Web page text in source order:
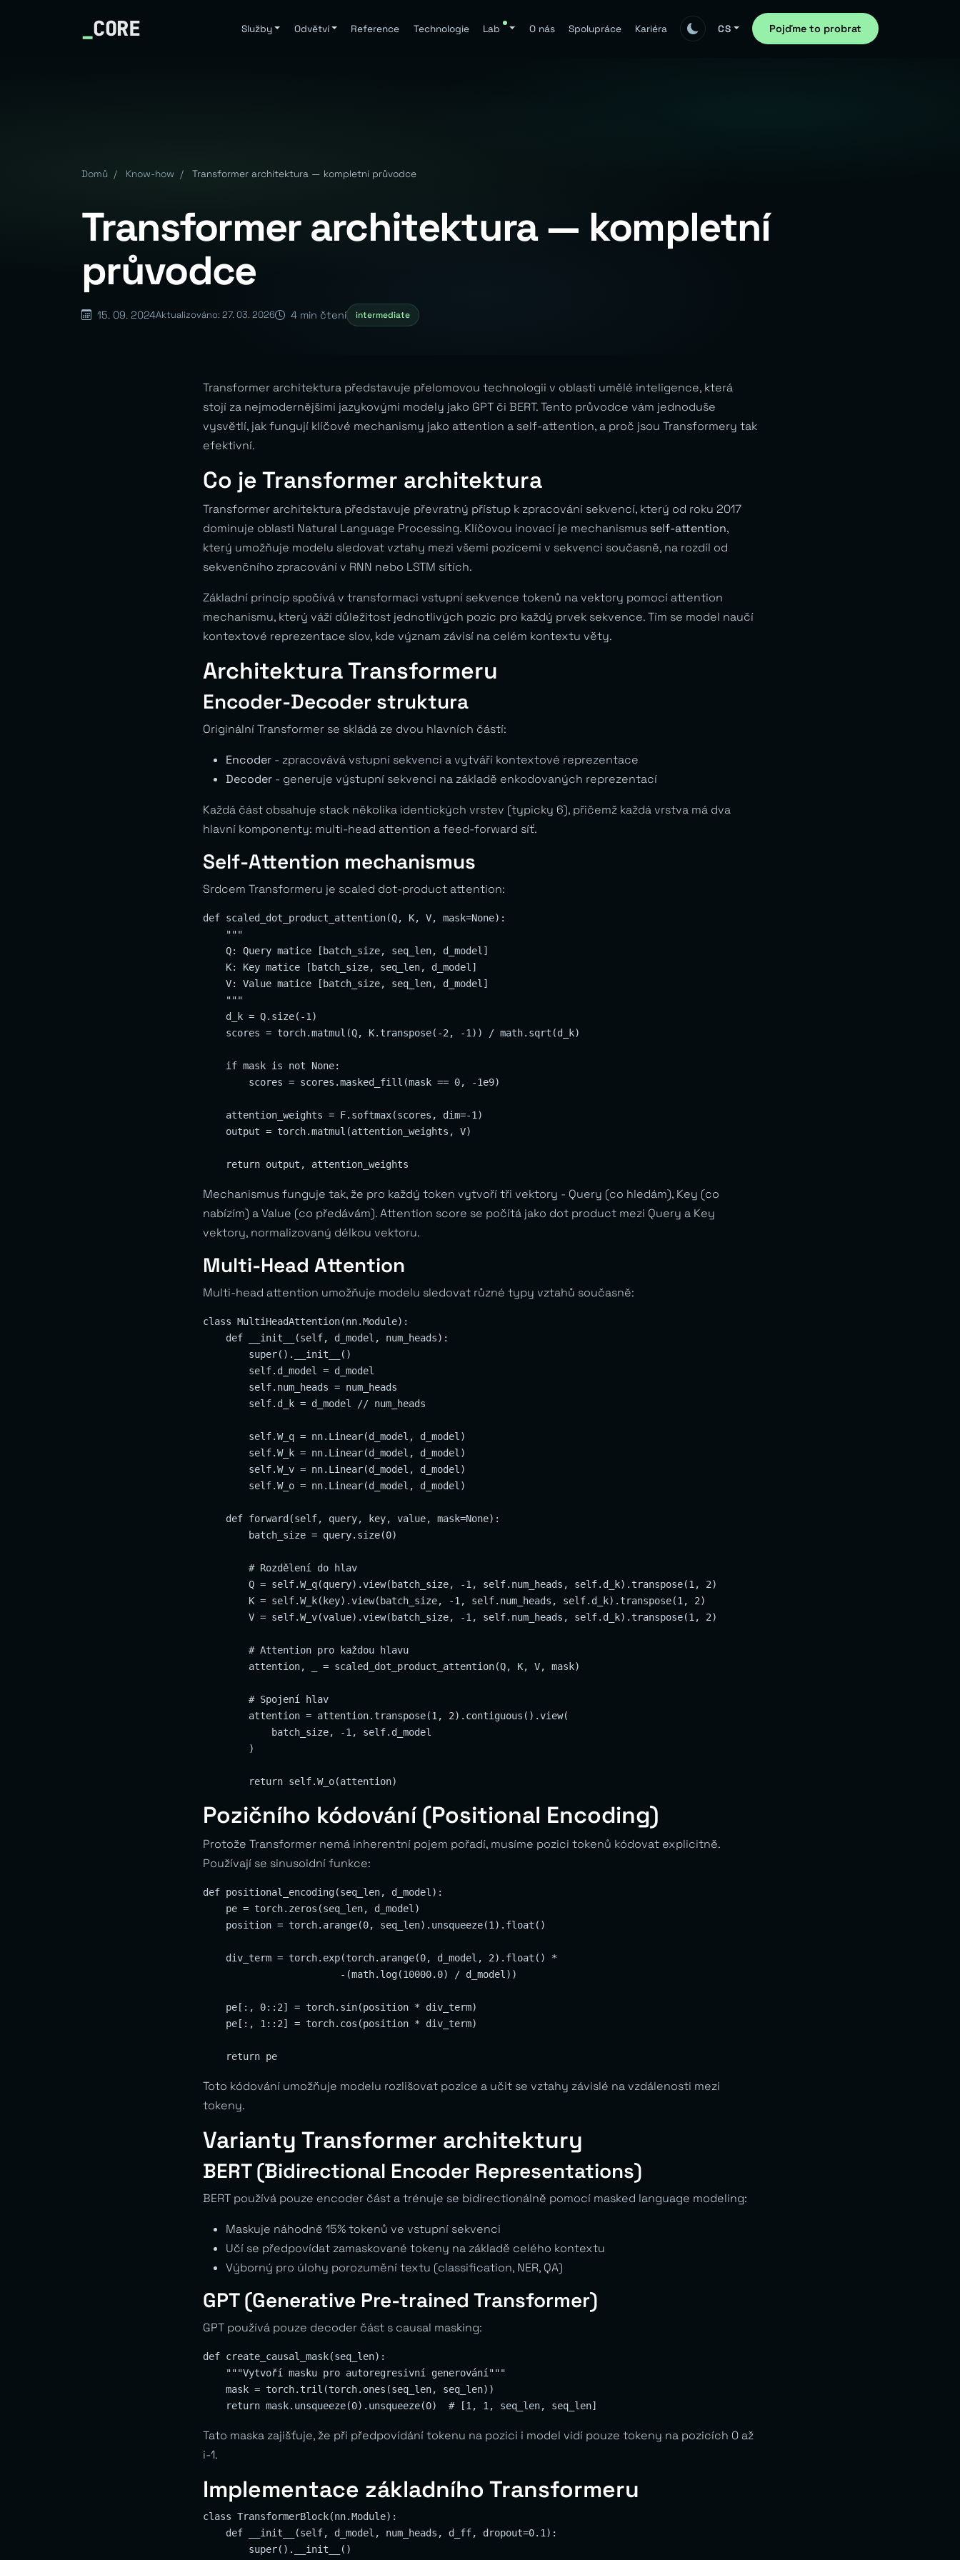
_CORE Služby Odvětví Reference Technologie Lab O nás Spolupráce Kariéra CS Pojďme to probrat
Domů / Know-how / Transformer architektura — kompletní průvodce
Transformer architektura — kompletní
průvodce
15. 09. 2024Aktualizováno: 27. 03. 2026 4 min čtení intermediate
Transformer architektura představuje přelomovou technologii v oblasti umělé inteligence, která
stojí za nejmodernějšími jazykovými modely jako GPT či BERT. Tento průvodce vám jednoduše
vysvětlí, jak fungují klíčové mechanismy jako attention a self-attention, a proč jsou Transformery tak
efektivní.
Co je Transformer architektura
Transformer architektura představuje převratný přístup k zpracování sekvencí, který od roku 2017
dominuje oblasti Natural Language Processing. Klíčovou inovací je mechanismus self-attention,
který umožňuje modelu sledovat vztahy mezi všemi pozicemi v sekvenci současně, na rozdíl od
sekvenčního zpracování v RNN nebo LSTM sítích.
Základní princip spočívá v transformaci vstupní sekvence tokenů na vektory pomocí attention
mechanismu, který váží důležitost jednotlivých pozic pro každý prvek sekvence. Tím se model naučí
kontextové reprezentace slov, kde význam závisí na celém kontextu věty.
Architektura Transformeru
Encoder-Decoder struktura
Originální Transformer se skládá ze dvou hlavních částí:
Encoder - zpracovává vstupní sekvenci a vytváří kontextové reprezentace
Decoder - generuje výstupní sekvenci na základě enkodovaných reprezentací
Každá část obsahuje stack několika identických vrstev (typicky 6), přičemž každá vrstva má dva
hlavní komponenty: multi-head attention a feed-forward síť.
Self-Attention mechanismus
Srdcem Transformeru je scaled dot-product attention:
def scaled_dot_product_attention(Q, K, V, mask=None):
    """
    Q: Query matice [batch_size, seq_len, d_model]
    K: Key matice [batch_size, seq_len, d_model]
    V: Value matice [batch_size, seq_len, d_model]
    """
    d_k = Q.size(-1)
    scores = torch.matmul(Q, K.transpose(-2, -1)) / math.sqrt(d_k)
    if mask is not None:
        scores = scores.masked_fill(mask == 0, -1e9)
    attention_weights = F.softmax(scores, dim=-1)
    output = torch.matmul(attention_weights, V)
Mechanismus funguje tak, že pro každý token vytvoří tři vektory - Query (co hledám), Key (co
nabízím) a Value (co předávám). Attention score se počítá jako dot product mezi Query a Key
vektory, normalizovaný délkou vektoru.
Multi-Head Attention
Multi-head attention umožňuje modelu sledovat různé typy vztahů současně:
class MultiHeadAttention(nn.Module):
    def __init__(self, d_model, num_heads):
        super().__init__()
        self.d_model = d_model
        self.num_heads = num_heads
        self.d_k = d_model // num_heads
        self.W_q = nn.Linear(d_model, d_model)
        self.W_k = nn.Linear(d_model, d_model)
        self.W_v = nn.Linear(d_model, d_model)
        self.W_o = nn.Linear(d_model, d_model)
    def forward(self, query, key, value, mask=None):
        batch_size = query.size(0)
        # Rozdělení do hlav
        Q = self.W_q(query).view(batch_size, -1, self.num_heads, self.d_k).transpose(1, 2)
        K = self.W_k(key).view(batch_size, -1, self.num_heads, self.d_k).transpose(1, 2)
        V = self.W_v(value).view(batch_size, -1, self.num_heads, self.d_k).transpose(1, 2)
        # Attention pro každou hlavu
        attention, _ = scaled_dot_product_attention(Q, K, V, mask)
        # Spojení hlav
        attention = attention.transpose(1, 2).contiguous().view(
            batch_size, -1, self.d_model
        )
Pozičního kódování (Positional Encoding)
Protože Transformer nemá inherentní pojem pořadí, musíme pozici tokenů kódovat explicitně.
Používají se sinusoidní funkce:
def positional_encoding(seq_len, d_model):
    pe = torch.zeros(seq_len, d_model)
    position = torch.arange(0, seq_len).unsqueeze(1).float()
    div_term = torch.exp(torch.arange(0, d_model, 2).float() *
                        -(math.log(10000.0) / d_model))
    pe[:, 0::2] = torch.sin(position * div_term)
    pe[:, 1::2] = torch.cos(position * div_term)
Toto kódování umožňuje modelu rozlišovat pozice a učit se vztahy závislé na vzdálenosti mezi
tokeny.
Varianty Transformer architektury
BERT (Bidirectional Encoder Representations)
BERT používá pouze encoder část a trénuje se bidirectionálně pomocí masked language modeling:
Maskuje náhodně 15% tokenů ve vstupní sekvenci
Učí se předpovídat zamaskované tokeny na základě celého kontextu
Výborný pro úlohy porozumění textu (classification, NER, QA)
GPT (Generative Pre-trained Transformer)
GPT používá pouze decoder část s causal masking:
def create_causal_mask(seq_len):
    """Vytvoří masku pro autoregresivní generování"""
    mask = torch.tril(torch.ones(seq_len, seq_len))
Tato maska zajišťuje, že při předpovídání tokenu na pozici i model vidí pouze tokeny na pozicích 0 až
i-1.
Implementace základního Transformeru
class TransformerBlock(nn.Module):
    def __init__(self, d_model, num_heads, d_ff, dropout=0.1):
        super().__init__()